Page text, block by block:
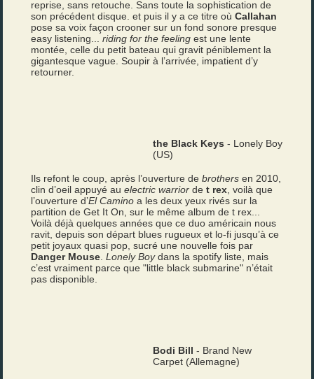
reprise, sans retouche. Sans toute la sophistication de
son précédent disque. et puis il y a ce titre oùCallahan
pose sa voix façon crooner sur un fond sonore presque
easy listening...
riding for the feeling est une lente
montée, celle du petit bateau qui gravit péniblement la
gigantesque vague. Soupir à l’arrivée, impatient d’y
retourner.
the Black Keys - Lonely Boy
(US)
Ils refont le coup, après l’ouverture debrothers en 2010,
clin d’oeil appuyé auelectric warrior det rex , voilà que
l’ouverture d’El Camino a les deux yeux rivés sur la
partition de Get It On, sur le même album de t rex...
Voilà déjà quelques années que ce duo américain nous
ravit, depuis son départ blues rugueux et lo-fi jusqu’à ce
petit joyaux quasi pop, sucré une nouvelle fois par
Danger Mouse .Lonely Boydans la spotify liste, mais
c’est vraiment parce que "little black submarine" n’était
pas disponible.
Bodi Bill - Brand New
Carpet (Allemagne)